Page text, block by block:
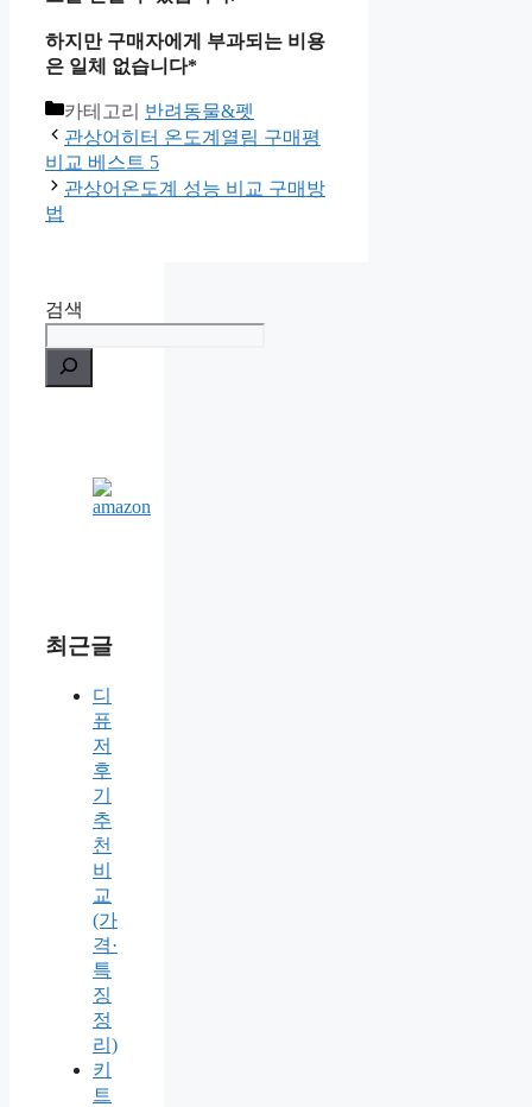
하지만 구매자에게 부과되는 비용
은 일체 없습니다*
카테고리 반려동물&펫
관상어히터 온도계열림 구매평
비교 베스트 5
관상어온도계 성능 비교 구매방
법
검색
최근글
디
퓨
저
후
기
추
천
비
교
(가
격·
특
징
정
리)
키
트